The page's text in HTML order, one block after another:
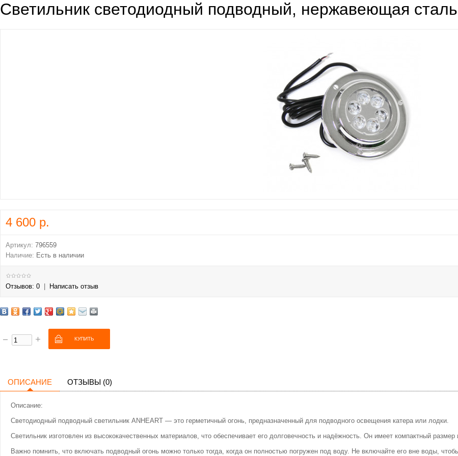
Светильник светодиодный подводный, нержавеющая
4 600 р.
Артикул: 796559
Наличие: Есть в наличии
Отзывов: 0 Написать отзыв
ОПИСАНИЕ ОТЗЫВЫ (0)
Описание:
Светодиодный подводный светильник ANHEART — это герметичный огонь, предназначенный для подводного освещения катера или лодки.
Светильник изготовлен из высококачественных материалов, что обеспечивает его долговечность и надёжность. Он имеет компактный размер
Важно помнить, что включать подводный огонь можно только тогда, когда он полностью погружен под воду. Не включайте его вне воды,